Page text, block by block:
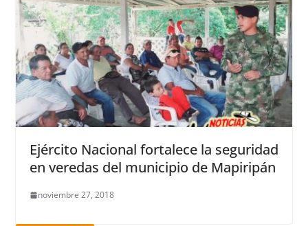
Ejército Nacional fortalece la seguridad
en veredas del municipio de Mapiripán
noviembre 27, 2018